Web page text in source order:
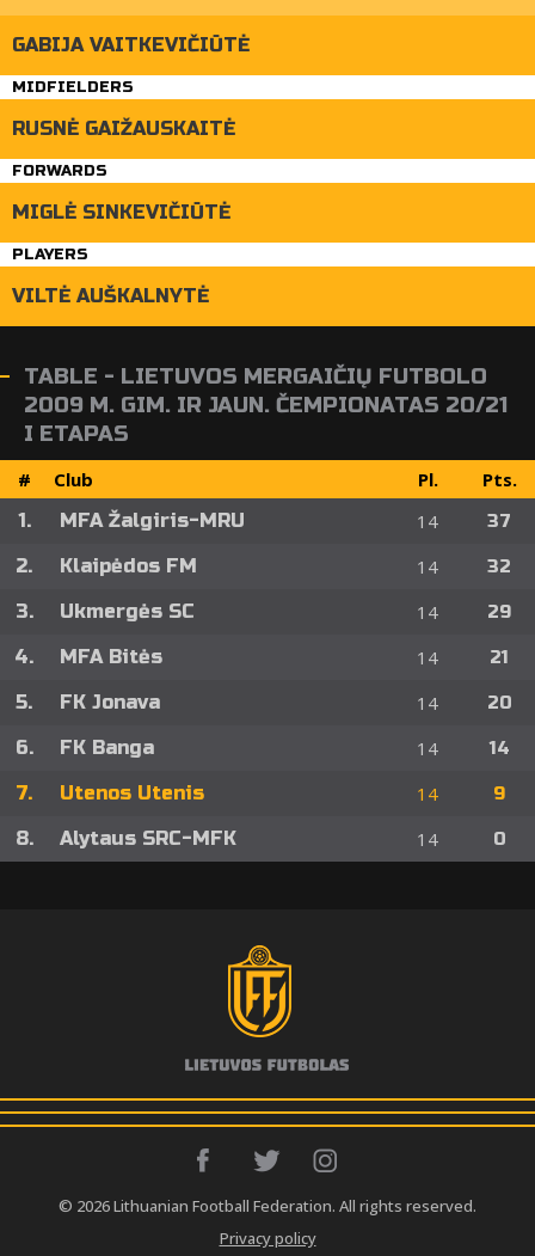
GABIJA VAITKEVIČIŪTĖ
MIDFIELDERS
RUSNĖ GAIŽAUSKAITĖ
FORWARDS
MIGLĖ SINKEVIČIŪTĖ
PLAYERS
VILTĖ AUŠKALNYTĖ
TABLE - LIETUVOS MERGAIČIŲ FUTBOLO
2009 M. GIM. IR JAUN. ČEMPIONATAS 20/21
I ETAPAS
# Club Pl. Pts.
1. MFA Žalgiris-MRU 14 37
2. Klaipėdos FM 14 32
3. Ukmergės SC 14 29
4. MFA Bitės 14 21
5. FK Jonava 14 20
6. FK Banga 14 14
7. Utenos Utenis 14 9
8. Alytaus SRC-MFK 14 0
© 2026 Lithuanian Football Federation. All rights reserved.
Privacy policy